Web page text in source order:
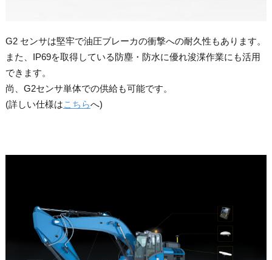
G2 センサは堅牢で油圧ブレーカの衝撃への耐久性もあります。
また、IP69を取得している防塵・防水に優れ浚渫作業にも活用
できます。
尚、G2センサ単体での供給も可能です。
(詳しい仕様はこちらへ)